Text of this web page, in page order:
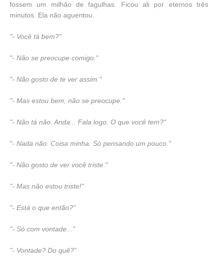
fossem um milhão de fagulhas. Ficou ali por eternos três
minutos. Ela não aguentou.
"- Você tá bem?"
"- Não se preocupe comigo."
"- Não gosto de te ver assim."
"- Mas estou bem, não se preocupe."
"- Não tá não. Anda... Fala logo. O que você tem?"
"- Nada não. Coisa minha. Só pensando um pouco."
"- Não gosto de ver você triste."
"- Mas não estou triste!"
"- Está o que então?"
"- Só com vontade..."
"- Vontade? Do quê?"